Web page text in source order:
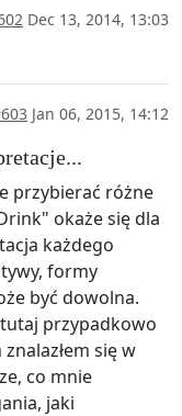
Dec 13, 2014, 13:03
Jan 06, 2015, 14:12
przybierać różne
okaże się dla
każdego
formy
być dowolna.
przypadkowo
się w
co mnie
jaki